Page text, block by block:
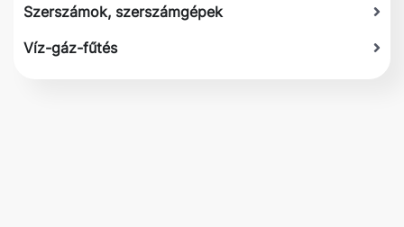
Szerszámok, szerszámgépek
Víz-gáz-fűtés